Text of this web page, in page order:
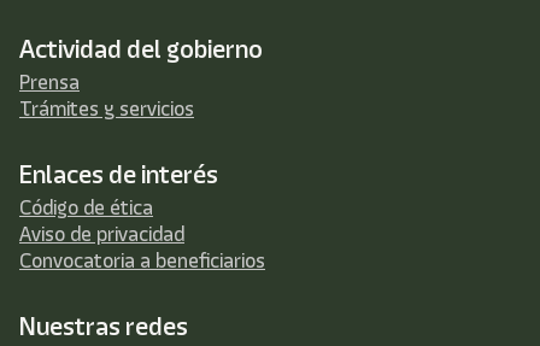
Actividad del gobierno
Prensa
Trámites y servicios
Enlaces de interés
Código de ética
Aviso de privacidad
Convocatoria a beneficiarios
Nuestras redes